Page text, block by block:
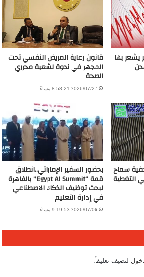
5.9 ريختر يشعر بها قانون رعاية المريض النفسي تحت
المجهر في ندوة لشعبة محرري
الصحة
2026/07/27 8:58:21 مساءً
سماح
التغطية
بحضور السفير الإماراتي..انطلاق
قمة “Egypt AI Summit” بالقاهرة
لبحث توظيف الذكاء الاصطناعي
في إدارة التعليم
2026/07/06 9:19:53 مساءً
لتضيف تعليقاً.